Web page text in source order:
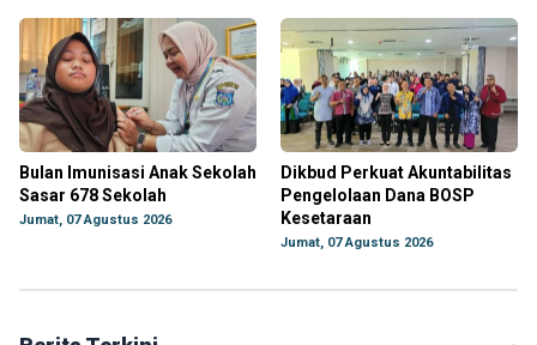
Bulan Imunisasi Anak Sekolah
Sasar 678 Sekolah
Jumat, 07 Agustus 2026
Dikbud Perkuat Akuntabilitas
Pengelolaan Dana BOSP
Kesetaraan
Jumat, 07 Agustus 2026